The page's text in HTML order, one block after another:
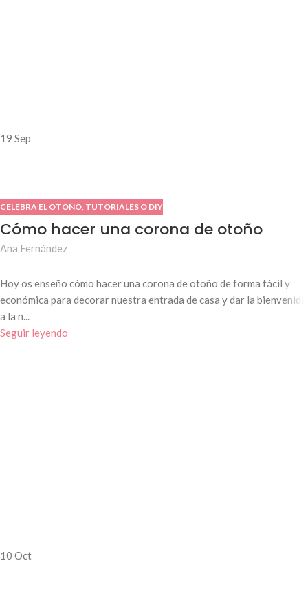
19 Sep
CELEBRA EL OTOÑO, TUTORIALES O DIY
Cómo hacer una corona de otoño
Ana Fernández
Hoy os enseño cómo hacer una corona de otoño de forma fácil y
económica para decorar nuestra entrada de casa y dar la bienvenida
a la n...
Seguir leyendo
10 Oct